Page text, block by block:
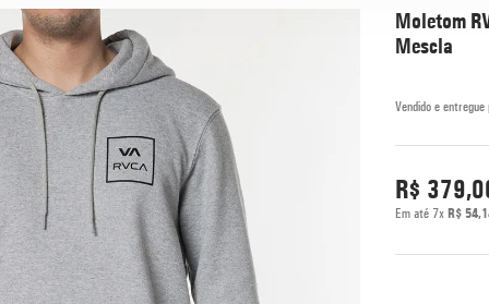
Moletom
Mescla
R$ 379,
Em até 7x R$ 54,